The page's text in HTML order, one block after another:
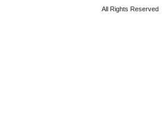
All Rights Reserved